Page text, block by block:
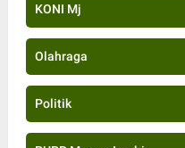
KONI Mj
Olahraga
Politik